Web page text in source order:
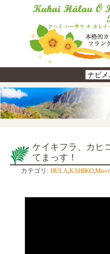
ケイキフラ、カヒ
てまっす！
カテゴリ: HULA,KAHIKO,